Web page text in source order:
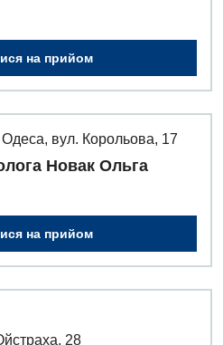
на прийом
Одеса, вул. Корольова, 17
Новак Ольга
на прийом
28